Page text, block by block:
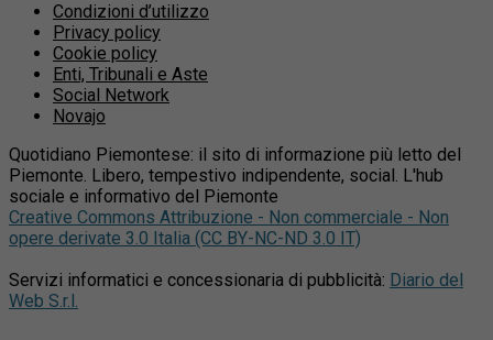
Condizioni d’utilizzo
Privacy policy
Cookie policy
Enti, Tribunali e Aste
Social Network
Novajo
Quotidiano Piemontese: il sito di informazione più letto del
Piemonte. Libero, tempestivo indipendente, social. L'hub
sociale e informativo del Piemonte
Creative Commons Attribuzione - Non commerciale - Non
opere derivate 3.0 Italia (CC BY-NC-ND 3.0 IT)
Servizi informatici e concessionaria di pubblicità: Diario del
Web S.r.l.